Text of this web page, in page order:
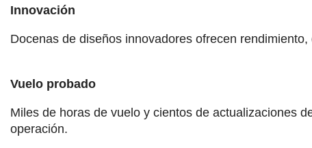
Innovación
Docenas de diseños innovadores ofrecen
Vuelo probado
Miles de horas de vuelo y cientos de actualizaciones
operación.